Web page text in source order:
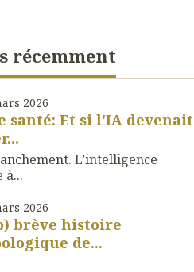
récemment
2026
santé: Et si l'IA devenait
L’intelligence
2026
brève histoire
de...